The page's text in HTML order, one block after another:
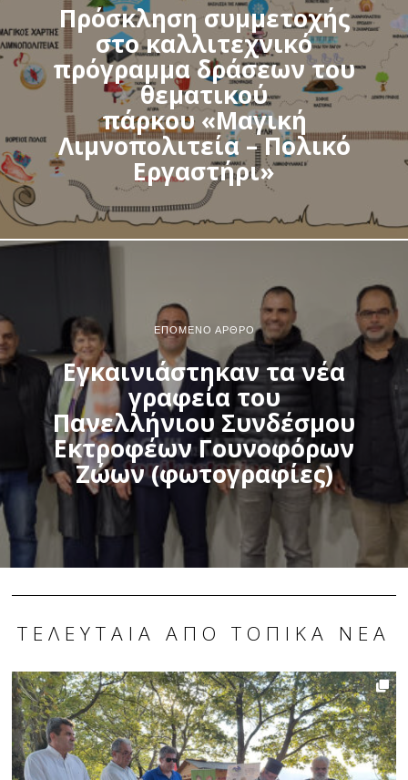
Πρόσκληση συμμετοχής
στο καλλιτεχνικό
πρόγραμμα δράσεων του
θεματικού
πάρκου «Μαγική
Λιμνοπολιτεία – Πολικό
Εργαστήρι»
ΕΠΌΜΕΝΟ ΆΡΘΡΟ
Εγκαινιάστηκαν τα νέα
γραφεία του
Πανελλήνιου Συνδέσμου
Εκτροφέων Γουνοφόρων
Ζώων (φωτογραφίες)
ΤΕΛΕΥΤΑΊΑ ΑΠΌ ΤΟΠΙΚΆ ΝΈΑ